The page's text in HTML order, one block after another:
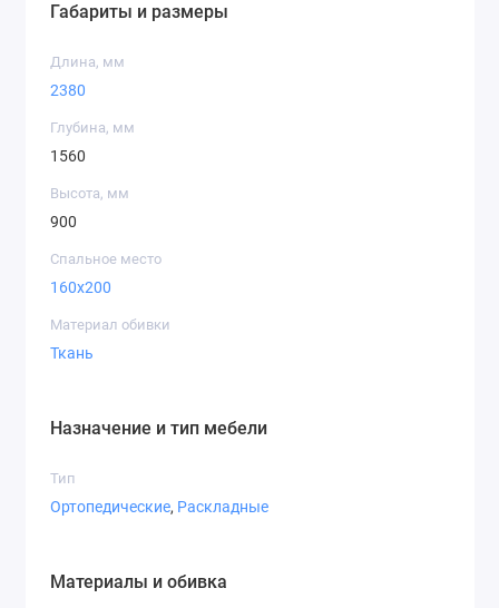
Габариты и размеры
Длина, мм
2380
Глубина, мм
1560
Высота, мм
900
Спальное место
160x200
Материал обивки
Ткань
Назначение и тип мебели
Тип
Ортопедические, Раскладные
Материалы и обивка